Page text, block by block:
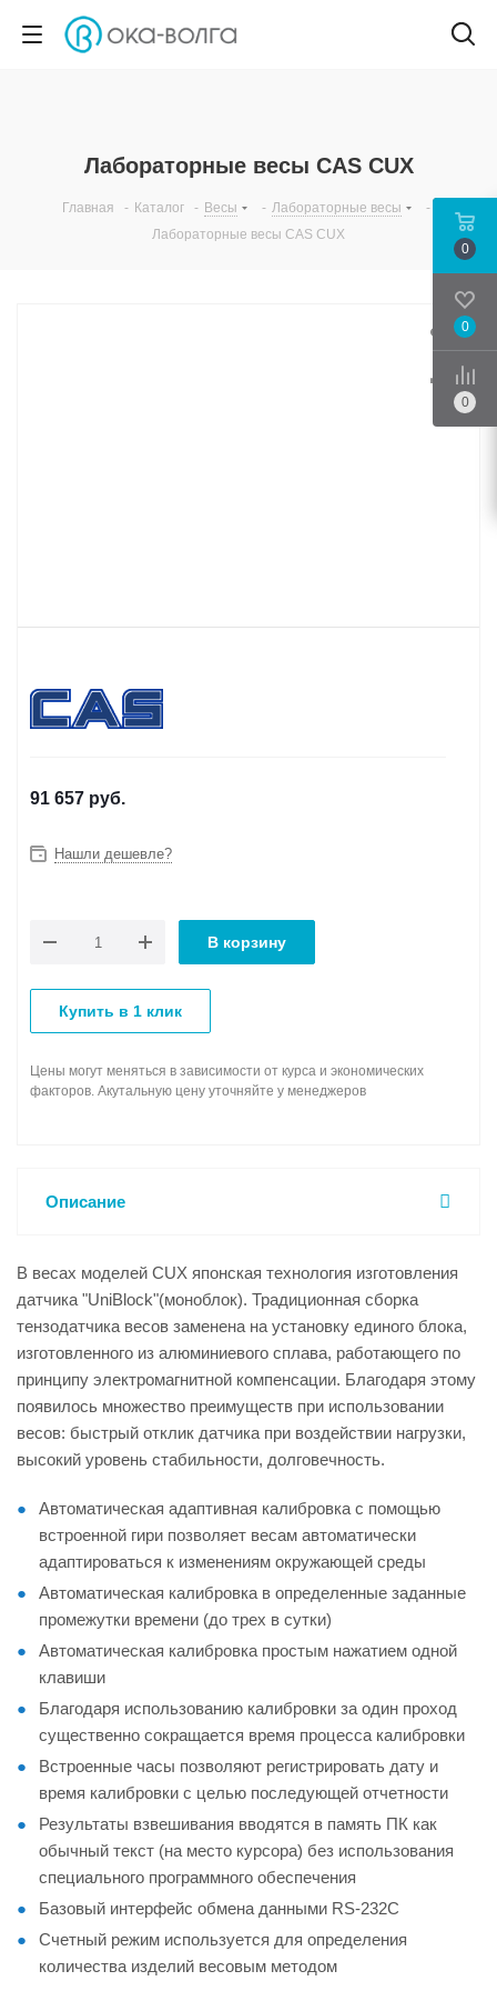
Лабораторные весы CAS CUX
Главная - Каталог - Весы - Лабораторные весы
-
Лабораторные весы CAS CUX
91 657 руб.
Нашли дешевле?
В корзину
Купить в 1 клик
Цены могут меняться в зависимости от курса и экономических
факторов. Акутальную цену уточняйте у менеджеров
Описание
В весах моделей CUX японская технология изготовления
датчика "UniBlock"(моноблок). Традиционная сборка
тензодатчика весов заменена на установку единого блока,
изготовленного из алюминиевого сплава, работающего по
принципу электромагнитной компенсации. Благодаря этому
появилось множество преимуществ при использовании
весов: быстрый отклик датчика при воздействии нагрузки,
высокий уровень стабильности, долговечность.
Автоматическая адаптивная калибровка с помощью
встроенной гири позволяет весам автоматически
адаптироваться к изменениям окружающей среды
Автоматическая калибровка в определенные заданные
промежутки времени (до трех в сутки)
Автоматическая калибровка простым нажатием одной
клавиши
Благодаря использованию калибровки за один проход
существенно сокращается время процесса калибровки
Встроенные часы позволяют регистрировать дату и
время калибровки с целью последующей отчетности
Результаты взвешивания вводятся в память ПК как
обычный текст (на место курсора) без использования
специального программного обеспечения
Базовый интерфейс обмена данными RS-232C
Счетный режим используется для определения
количества изделий весовым методом
0
0
0